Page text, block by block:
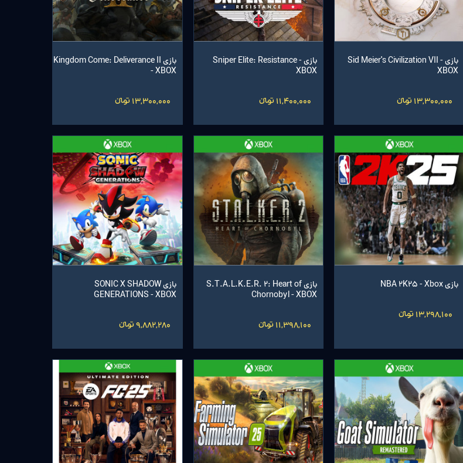
بازی Sid Meier's Civilization VII -
XBOX
13,300,000 تومانءءء
بازی Sniper Elite: Resistance -
XBOX
11,400,000 تومانءءء
بازی Kingdom Come: Deliverance II
- XBOX
13,300,000 تومانءءء
بازی NBA 2K25 - Xbox
13,298,100 تومانءءء
بازی S.T.A.L.K.E.R. 2: Heart of
Chornobyl - XBOX
11,398,100 تومانءءء
بازی SONIC X SHADOW
GENERATIONS - XBOX
9,882,280 تومانءءء